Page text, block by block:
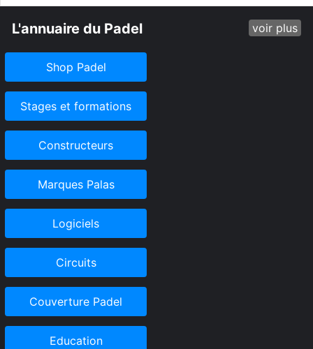
L'annuaire du Padel voir plus
Shop Padel
Stages et formations
Constructeurs
Marques Palas
Logiciels
Circuits
Couverture Padel
Education